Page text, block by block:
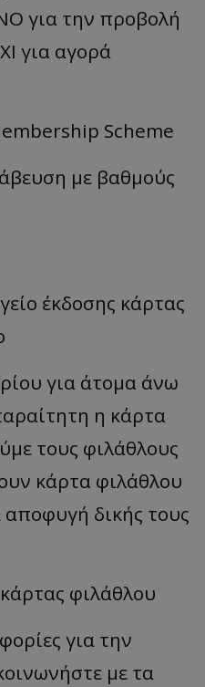
για την προβολή
για αγορά
Scheme
με βαθμούς
έκδοσης κάρτας
για άτομα άνω
η κάρτα
τους φιλάθλους
κάρτα φιλάθλου
δικής τους
φιλάθλου
για την
με τα